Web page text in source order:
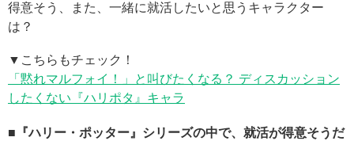
得意そう、また、一緒に就活したいと思うキャラクター
は？
▼こちらもチェック！
「黙れマルフォイ！」と叫びたくなる？ ディスカッション
したくない『ハリポタ』キャラ
■『ハリー・ポッター』シリーズの中で、就活が得意そうだ